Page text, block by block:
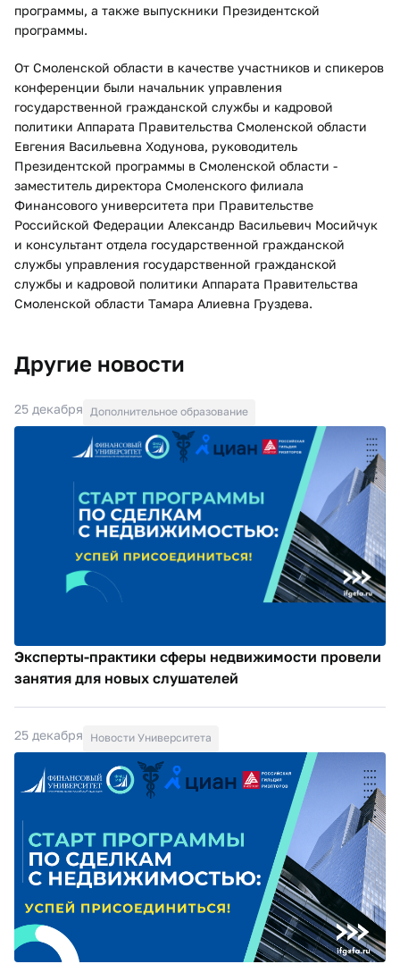
программы, а также выпускники Президентской
программы.
От Смоленской области в качестве участников и спикеров
конференции были начальник управления
государственной гражданской службы и кадровой
политики Аппарата Правительства Смоленской области
Евгения Васильевна Ходунова, руководитель
Президентской программы в Смоленской области -
заместитель директора Смоленского филиала
Финансового университета при Правительстве
Российской Федерации Александр Васильевич Мосийчук
и консультант отдела государственной гражданской
службы управления государственной гражданской
службы и кадровой политики Аппарата Правительства
Смоленской области Тамара Алиевна Груздева.
Другие новости
25 декабря Дополнительное образование
Эксперты-практики сферы недвижимости провели
занятия для новых слушателей
25 декабря Новости Университета